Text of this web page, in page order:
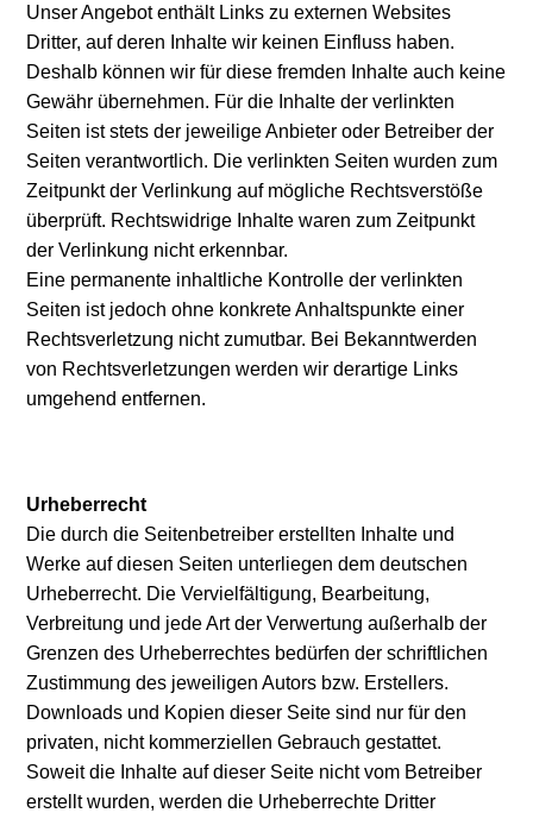
Unser Angebot enthält Links zu externen Websites
Dritter, auf deren Inhalte wir keinen Einfluss haben.
Deshalb können wir für diese fremden Inhalte auch keine
Gewähr übernehmen. Für die Inhalte der verlinkten
Seiten ist stets der jeweilige Anbieter oder Betreiber der
Seiten verantwortlich. Die verlinkten Seiten wurden zum
Zeitpunkt der Verlinkung auf mögliche Rechtsverstöße
überprüft. Rechtswidrige Inhalte waren zum Zeitpunkt
der Verlinkung nicht erkennbar.
Eine permanente inhaltliche Kontrolle der verlinkten
Seiten ist jedoch ohne konkrete Anhaltspunkte einer
Rechtsverletzung nicht zumutbar. Bei Bekanntwerden
von Rechtsverletzungen werden wir derartige Links
umgehend entfernen.
Urheberrecht
Die durch die Seitenbetreiber erstellten Inhalte und
Werke auf diesen Seiten unterliegen dem deutschen
Urheberrecht. Die Vervielfältigung, Bearbeitung,
Verbreitung und jede Art der Verwertung außerhalb der
Grenzen des Urheberrechtes bedürfen der schriftlichen
Zustimmung des jeweiligen Autors bzw. Erstellers.
Downloads und Kopien dieser Seite sind nur für den
privaten, nicht kommerziellen Gebrauch gestattet.
Soweit die Inhalte auf dieser Seite nicht vom Betreiber
erstellt wurden, werden die Urheberrechte Dritter